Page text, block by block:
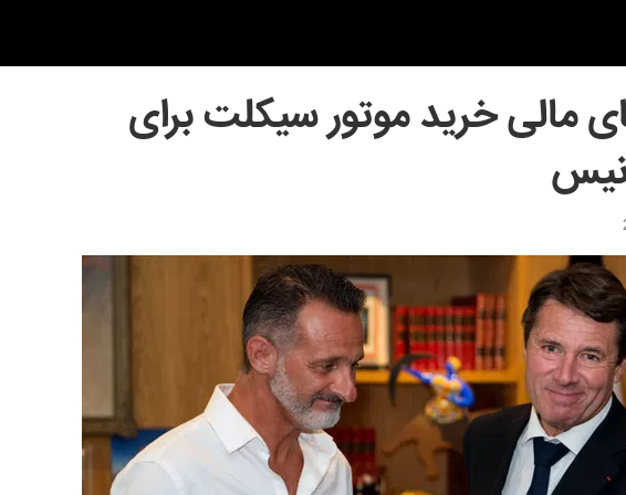
مالی خرید موتور سیکلت برای